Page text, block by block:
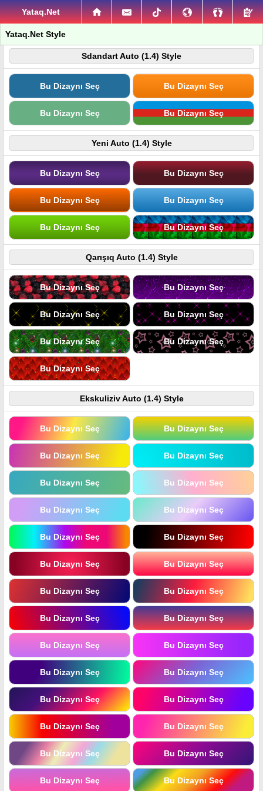
Yataq.Net
Yataq.Net Style
Sdandart Auto (1.4) Style
Bu Dizaynı Seç Bu Dizaynı Seç
Bu Dizaynı Seç Bu Dizaynı Seç
Yeni Auto (1.4) Style
Bu Dizaynı Seç Bu Dizaynı Seç
Bu Dizaynı Seç Bu Dizaynı Seç
Bu Dizaynı Seç Bu Dizaynı Seç
Qarışıq Auto (1.4) Style
Bu Dizaynı Seç Bu Dizaynı Seç
Bu Dizaynı Seç Bu Dizaynı Seç
Bu Dizaynı Seç Bu Dizaynı Seç
Bu Dizaynı Seç
Ekskuliziv Auto (1.4) Style
Bu Dizaynı Seç Bu Dizaynı Seç
Bu Dizaynı Seç Bu Dizaynı Seç
Bu Dizaynı Seç Bu Dizaynı Seç
Bu Dizaynı Seç Bu Dizaynı Seç
Bu Dizaynı Seç Bu Dizaynı Seç
Bu Dizaynı Seç Bu Dizaynı Seç
Bu Dizaynı Seç Bu Dizaynı Seç
Bu Dizaynı Seç Bu Dizaynı Seç
Bu Dizaynı Seç Bu Dizaynı Seç
Bu Dizaynı Seç Bu Dizaynı Seç
Bu Dizaynı Seç Bu Dizaynı Seç
Bu Dizaynı Seç Bu Dizaynı Seç
Bu Dizaynı Seç Bu Dizaynı Seç
Bu Dizaynı Seç Bu Dizaynı Seç